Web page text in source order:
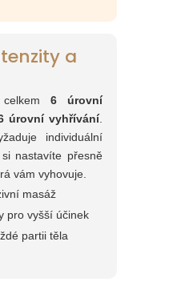
a
6 úrovní
úrovní vyhřívání.
individuální
nastavíte přesně
vám vyhovuje.
masáž
pro vyšší účinek
partii těla